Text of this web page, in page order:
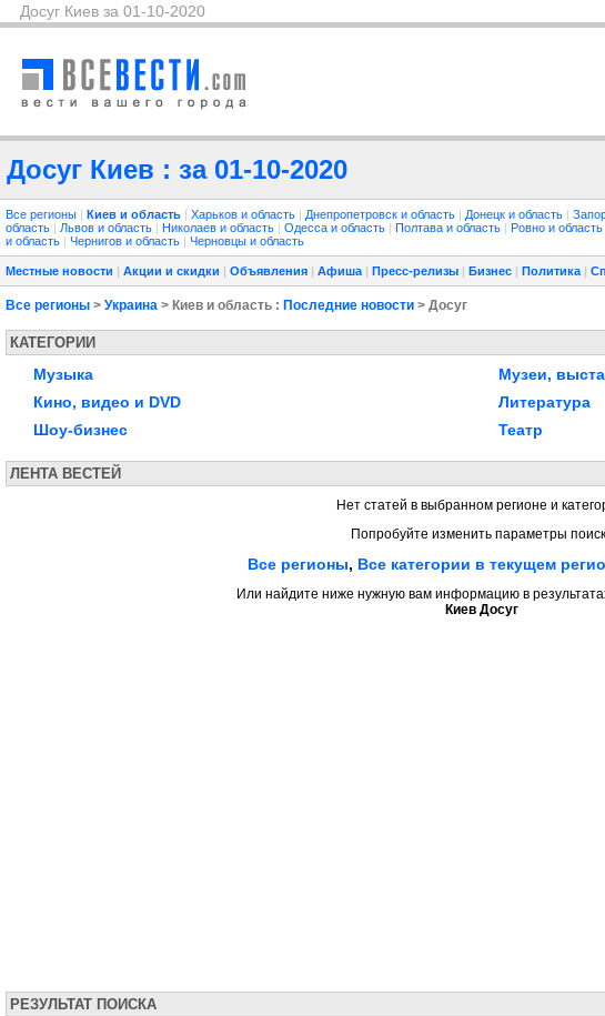
Досуг Киев за 01-10-2020
Досуг Киев : за 01-10-2020
Все регионы | Киев и область | Харьков и область | Днепропетровск и область | Донецк и область |
область | Львов и область | Николаев и область | Одесса и область | Полтава и область | Ровно и область
и область | Чернигов и область | Черновцы и область
Местные новости | Акции и скидки | Объявления | Афиша | Пресс-релизы | Бизнес | Политика |
Все регионы > Украина > Киев и область : Последние новости > Досуг
КАТЕГОРИИ
Музыка
Кино, видео и DVD
Шоу-бизнес
Музеи,
Литература
Театр
ЛЕНТА ВЕСТЕЙ
Нет статей в выбранном регионе и
Попробуйте изменить параметры
Все регионы, Все категории в текущем
Или найдите ниже нужную вам информацию в
Киев Досуг
РЕЗУЛЬТАТ ПОИСКА